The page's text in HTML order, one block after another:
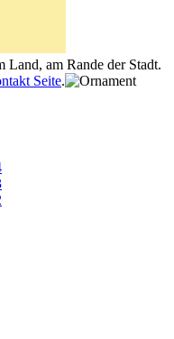
Land, am Rande der Stadt.
Seite.